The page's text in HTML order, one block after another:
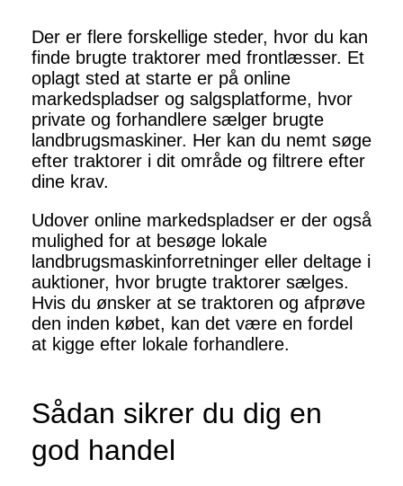
Der er flere forskellige steder, hvor du kan
finde brugte traktorer med frontlæsser. Et
oplagt sted at starte er på online
markedspladser og salgsplatforme, hvor
private og forhandlere sælger brugte
landbrugsmaskiner. Her kan du nemt søge
efter traktorer i dit område og filtrere efter
dine krav.
Udover online markedspladser er der også
mulighed for at besøge lokale
landbrugsmaskinforretninger eller deltage i
auktioner, hvor brugte traktorer sælges.
Hvis du ønsker at se traktoren og afprøve
den inden købet, kan det være en fordel
at kigge efter lokale forhandlere.
Sådan sikrer du dig en
god handel